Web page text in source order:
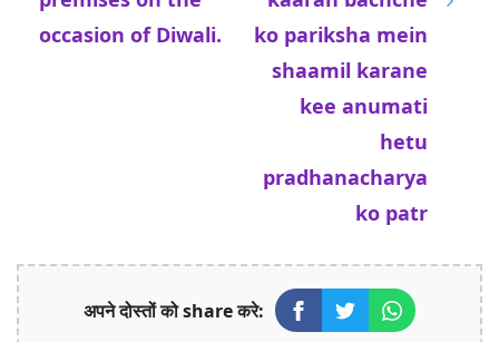
occasion of Diwali.
ko pariksha mein
shaamil karane
kee anumati
hetu
pradhanacharya
ko patr
अपने दोस्तों को share करे: